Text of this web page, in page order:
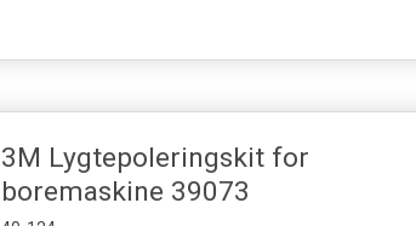
3M Lygtepoleringskit for
boremaskine 39073